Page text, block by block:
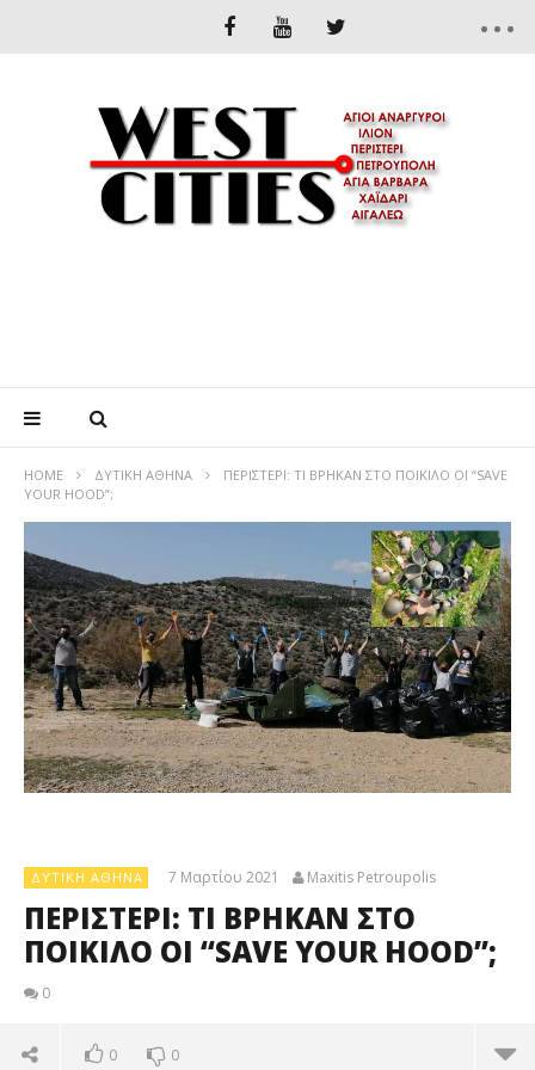
HOME ΔΥΤΙΚΉ ΑΘΉΝΑ
ΠΕΡΙΣΤΕΡΙ: ΤΙ ΒΡΗΚΑΝ ΣΤΟ ΠΟΙΚΙΛΟ ΟΙ “SAVE
YOUR HOOD”;
ΔΥΤΙΚΉ ΑΘΉΝΑ 7 Μαρτίου 2021 Maxitis Petroupolis
ΠΕΡΙΣΤΕΡΙ: ΤΙ ΒΡΗΚΑΝ ΣΤΟ
ΠΟΙΚΙΛΟ ΟΙ “SAVE YOUR HOOD”;
0
0 0